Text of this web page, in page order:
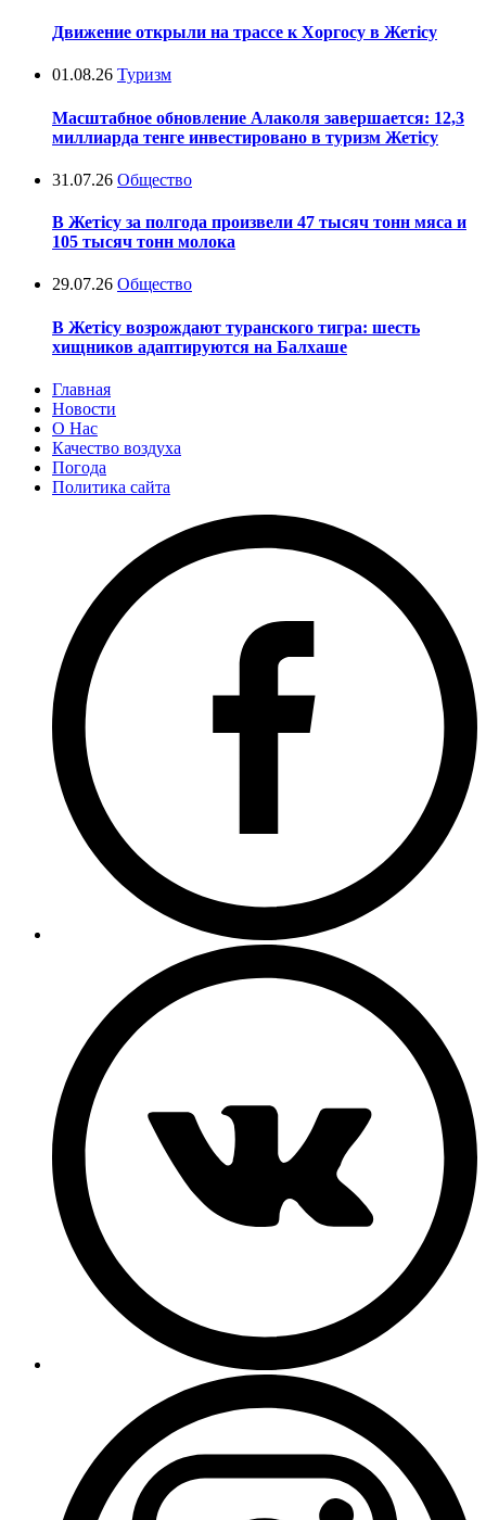
Движение открыли на трассе к Хоргосу в Жетісу
01.08.26 Туризм
Масштабное обновление Алаколя завершается: 12,3
миллиарда тенге инвестировано в туризм Жетісу
31.07.26 Общество
В Жетісу за полгода произвели 47 тысяч тонн мяса и
105 тысяч тонн молока
29.07.26 Общество
В Жетісу возрождают туранского тигра: шесть
хищников адаптируются на Балхаше
Главная
Новости
О Нас
Качество воздуха
Погода
Политика сайта